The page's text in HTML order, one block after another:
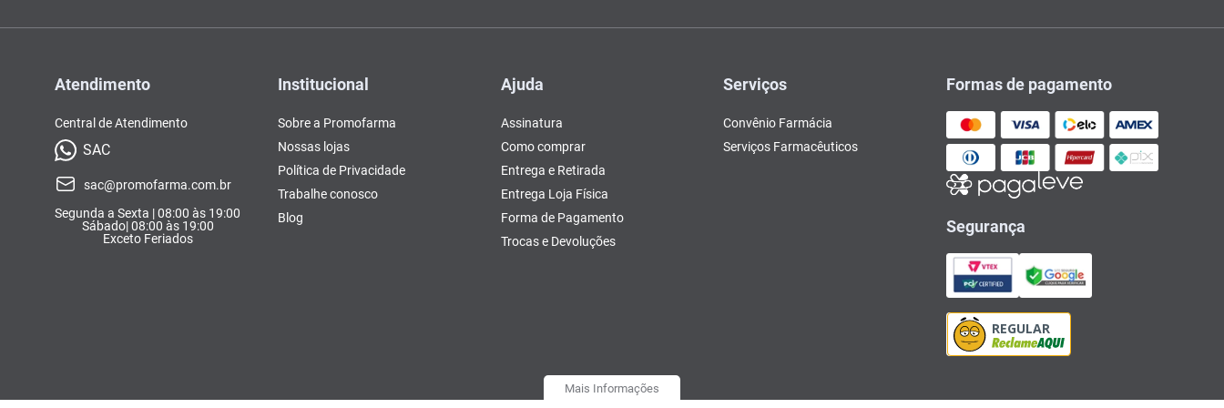
Atendimento
Central de Atendimento
SAC
sac@promofarma.com.br
Segunda a Sexta | 08:00 às 19:00
Sábado| 08:00 às 19:00
Exceto Feriados
Institucional
Sobre a Promofarma
Nossas lojas
Política de Privacidade
Trabalhe conosco
Blog
Ajuda
Assinatura
Como comprar
Entrega e Retirada
Entrega Loja Física
Forma de Pagamento
Trocas e Devoluções
Serviços
Convênio Farmácia
Serviços Farmacêuticos
Formas de pagamento
Segurança
Mais Informações